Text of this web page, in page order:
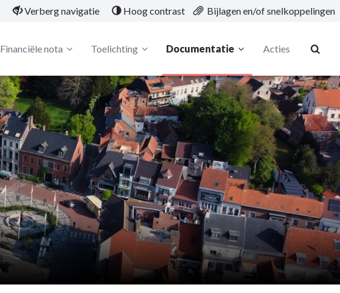
Verberg navigatie Hoog contrast Bijlagen en/of snelkoppelingen
Financiële nota Toelichting Documentatie Acties